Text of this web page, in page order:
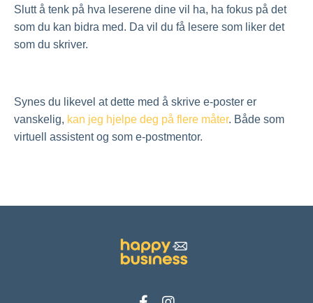
Slutt å tenk på hva leserene dine vil ha, ha fokus på det
som du kan bidra med. Da vil du få lesere som liker det
som du skriver.
Synes du likevel at dette med å skrive e-poster er
vanskelig, kan jeg hjelpe deg på flere måter. Både som
virtuell assistent og som e-postmentor.